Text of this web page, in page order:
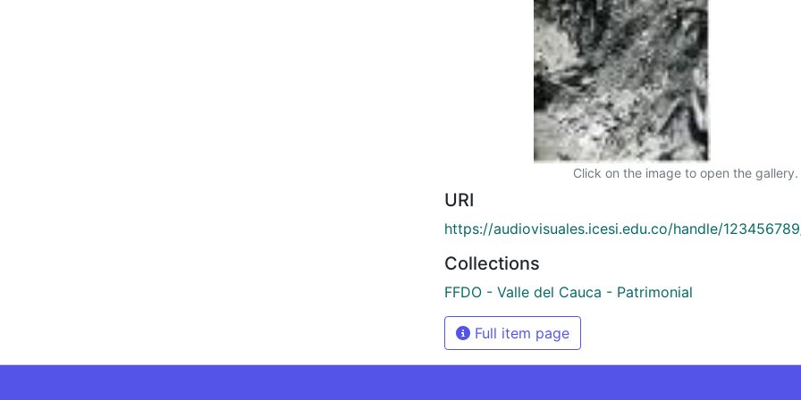
Click on the image to open the gallery.
URI
https://audiovisuales.icesi.edu.co/handle/
Collections
FFDO - Valle del Cauca - Patrimonial
Full item page